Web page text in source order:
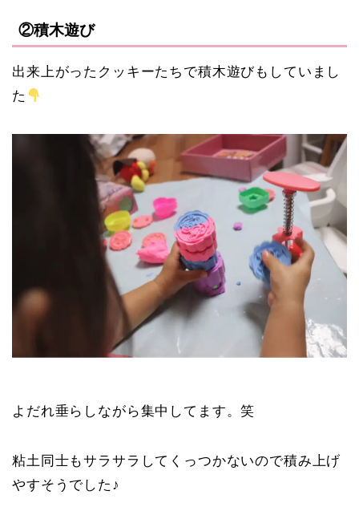
②積木遊び
出来上がったクッキーたちで積木遊びもしていまし
た
よだれ垂らしながら集中してます。笑
粘土同士もサラサラしてくっつかないので積み上げ
やすそうでした♪